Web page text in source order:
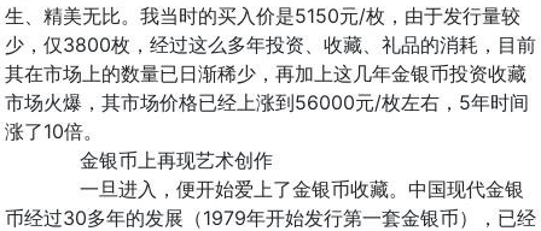
生、精美无比。我当时的买入价是5150元/枚，由于发行量较
少，仅3800枚，经过这么多年投资、收藏、礼品的消耗，目前
其在市场上的数量已日渐稀少，再加上这几年金银币投资收藏
市场火爆，其市场价格已经上涨到56000元/枚左右，5年时间
涨了10倍。
金银币上再现艺术创作
一旦进入，便开始爱上了金银币收藏。中国现代金银
币经过30多年的发展（1979年开始发行第一套金银币），已经